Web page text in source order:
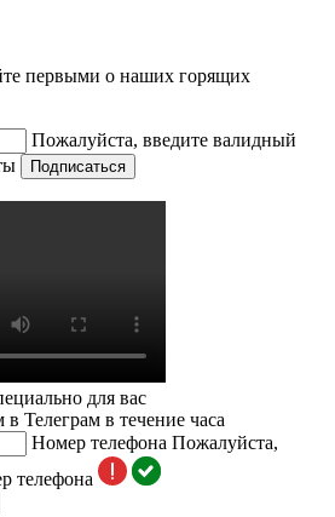
первыми о наших горящих
Пожалуйста, введите валидный
Подписаться
для вас
Телеграм в течение часа
Номер телефона Пожалуйста,
телефона